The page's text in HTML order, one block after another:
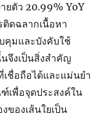
ยตัว 20.99% YoY
ดฉลากเนื้อหา
คุมและบังคับใช้
จึงเป็นสิ่งสำคัญ
ชื่อถือได้และแม่นยำ
เพื่อจุดประสงค์ใน
ของเส้นใยเป็น